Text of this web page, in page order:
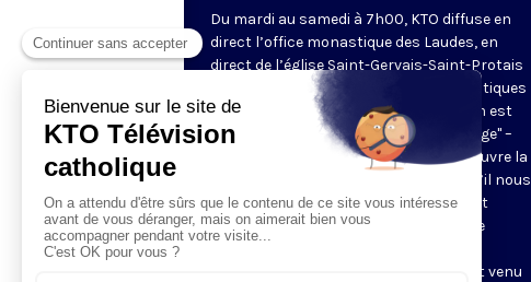
Du mardi au samedi à 7h00, KTO diffuse en
direct l’office monastique des Laudes, en
direct de l’église Saint-Gervais-Saint-Protais
(Paris IVe), avec les Fraternités Monastiques
de Jérusalem. Les Laudes – dont le nom est
dérivé du terme latin qui signifie "louange" –
sont d’abord la prière de louange qui ouvre la
journée pour remercier Dieu du don qu’il nous
fait de ce jour nouveau, et le placer tout
entier sous son regard. Mais son heure
Résurrection du Seigneur, "soleil levant venu